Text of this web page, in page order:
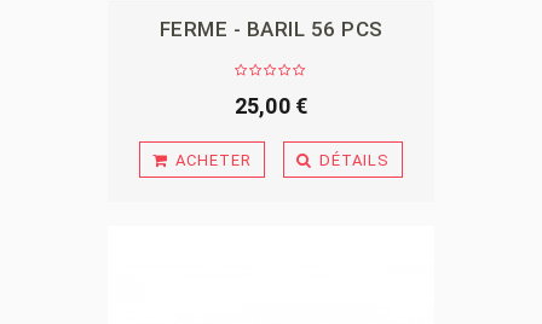
APERÇU
FERME - BARIL 56 PCS
25,00 €
ACHETER DÉTAILS